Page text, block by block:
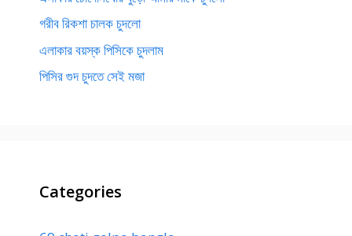
গরীব রিকশা চালক চুদলো
এলাকার বয়স্ক পিসিকে চুদলাম
পিসির গুদ চুদতে সেই মজা
Categories